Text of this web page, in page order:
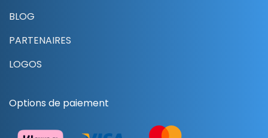
BLOG
PARTENAIRES
LOGOS
Options de paiement